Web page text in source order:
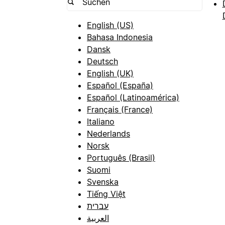
English (US)
Bahasa Indonesia
Dansk
Deutsch
English (UK)
Español (España)
Español (Latinoamérica)
Français (France)
Italiano
Nederlands
Norsk
Português (Brasil)
Suomi
Svenska
Tiếng Việt
עברית
العربية